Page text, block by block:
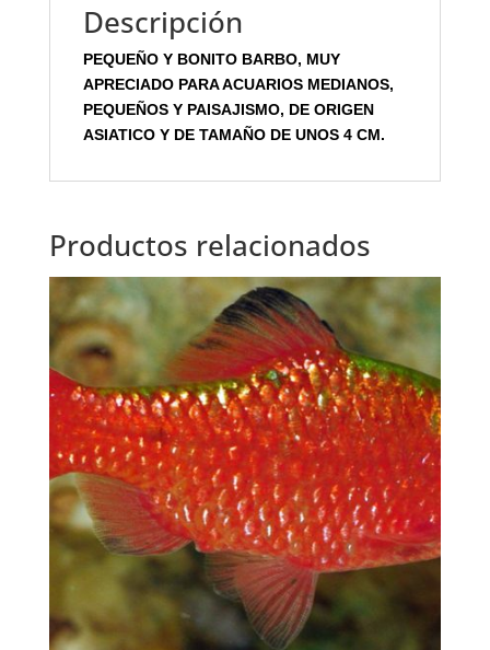
Descripción
PEQUEÑO Y BONITO BARBO, MUY
APRECIADO PARA ACUARIOS MEDIANOS,
PEQUEÑOS Y PAISAJISMO, DE ORIGEN
ASIATICO Y DE TAMAÑO DE UNOS 4 CM.
Productos relacionados